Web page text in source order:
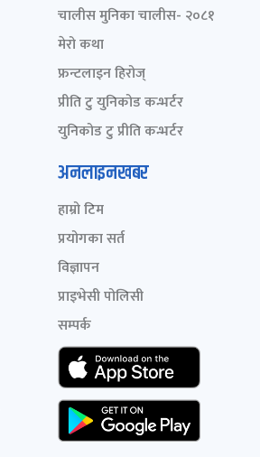
चालीस मुनिका चालीस- २०८१
मेरो कथा
फ्रन्टलाइन हिरोज्
प्रीति टु युनिकोड कन्भर्टर
युनिकोड टु प्रीति कन्भर्टर
अनलाइनखबर
हाम्रो टिम
प्रयोगका सर्त
विज्ञापन
प्राइभेसी पोलिसी
सम्पर्क